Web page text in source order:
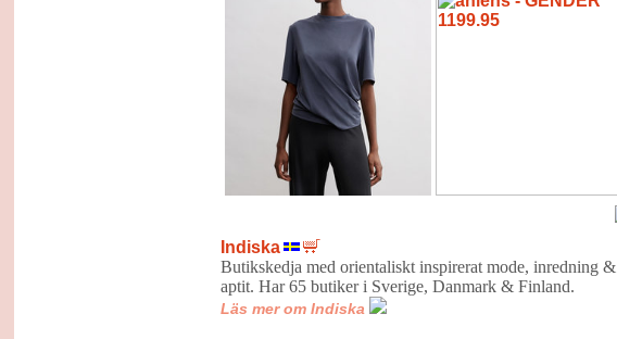
Indiska
Butikskedja med orientaliskt inspirerat mode, inredning &
aptit. Har 65 butiker i Sverige, Danmark & Finland.
Läs mer om Indiska